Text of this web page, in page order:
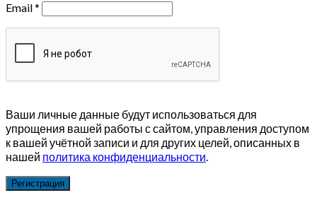
Email*
Ваши личные данные будут использоваться для
упрощения вашей работы с сайтом, управления доступом
к вашей учётной записи и для других целей, описанных в
нашей политика конфиденциальности.
Регистрация